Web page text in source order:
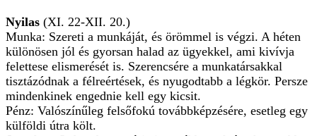
Nyilas (XI. 22-XII. 20.)
Munka: Szereti a munkáját, és örömmel is végzi. A héten
különösen jól és gyorsan halad az ügyekkel, ami kivívja
felettese elismerését is. Szerencsére a munkatársakkal
tisztázódnak a félreértések, és nyugodtabb a légkör. Persze
mindenkinek engednie kell egy kicsit.
Pénz: Valószínűleg felsőfokú továbbképzésére, esetleg egy
külföldi útra költ.